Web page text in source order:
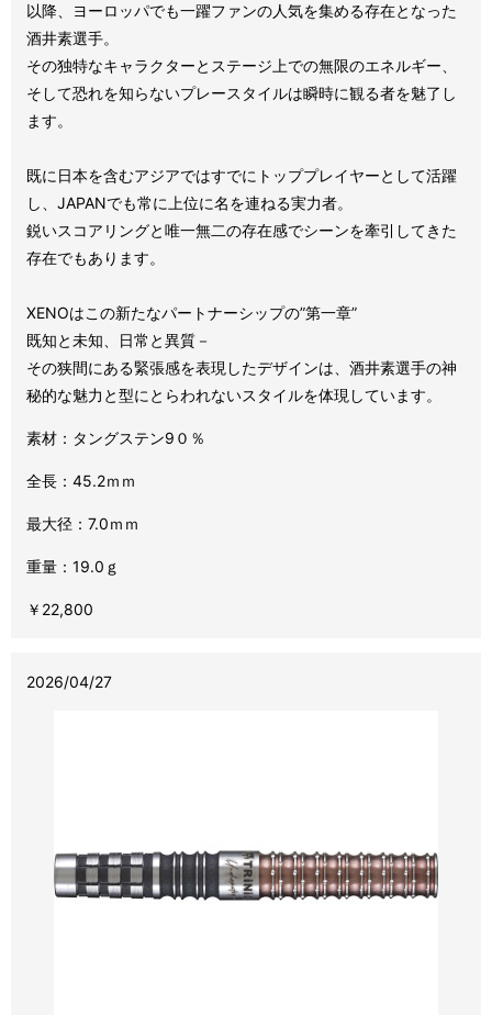
以降、ヨーロッパでも一躍ファンの人気を集める存在となった
酒井素選手。
その独特なキャラクターとステージ上での無限のエネルギー、
そして恐れを知らないプレースタイルは瞬時に観る者を魅了し
ます。
既に日本を含むアジアではすでにトッププレイヤーとして活躍
し、JAPANでも常に上位に名を連ねる実力者。
鋭いスコアリングと唯一無二の存在感でシーンを牽引してきた
存在でもあります。
XENOはこの新たなパートナーシップの”第一章”
既知と未知、日常と異質－
その狭間にある緊張感を表現したデザインは、酒井素選手の神
秘的な魅力と型にとらわれないスタイルを体現しています。
素材：タングステン9０％
全長：45.2ｍｍ
最大径：7.0ｍｍ
重量：19.0ｇ
￥22,800
2026/04/27